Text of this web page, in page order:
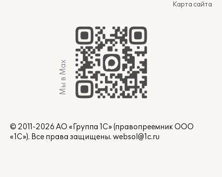
Карта сайта
Мы в Max
© 2011-2026 АО «Группа 1С» (правопреемник ООО
«1С»). Все права защищены. websol@1c.ru